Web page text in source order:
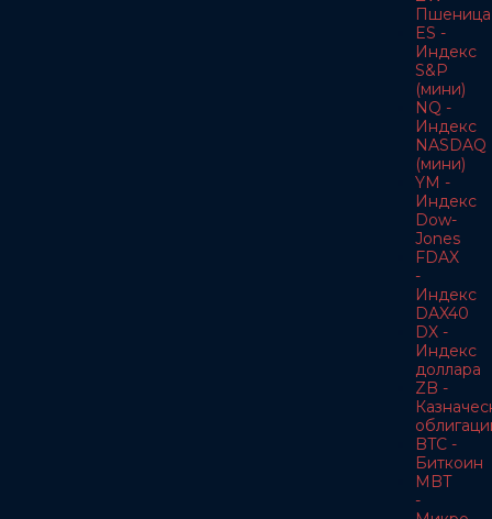
Пшеница
ES -
Индекс
S&P
(мини)
NQ -
Индекс
NASDAQ
(мини)
YM -
Индекс
Dow-
Jones
FDAX
-
Индекс
DAX40
DX -
Индекс
доллара
ZB -
BTC -
Биткоин
MBT
-